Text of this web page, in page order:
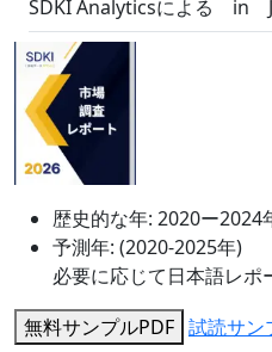
SDKI Analyticsによる
in
歴史的な年: 2020ー2024
予測年: (2020-2025年)
必要に応じて日本語レポ
無料サンプルPDF 試読サン